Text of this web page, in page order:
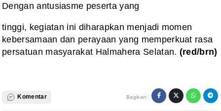
Dengan antusiasme peserta yang
tinggi, kegiatan ini diharapkan menjadi momen
kebersamaan dan perayaan yang memperkuat rasa
persatuan masyarakat Halmahera Selatan. (red/brn)
Komentar Bagikan: